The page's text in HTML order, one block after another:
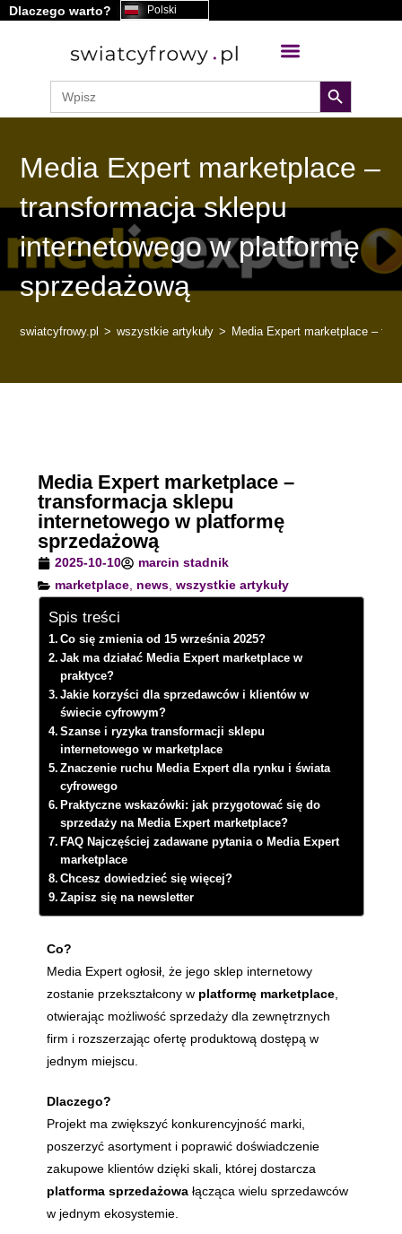
treści
Dlaczego warto? Polski
Search
for:
search button
Media Expert marketplace –
transformacja sklepu
internetowego w platformę
sprzedażową
swiatcyfrowy.pl > wszystkie artykuły > Media Expert marketplace –
Media Expert marketplace –
transformacja sklepu
internetowego w platformę
sprzedażową
2025-10-10
marcin stadnik
marketplace news ,wszystkie artykuły
Spis treści
Co się zmienia od 15 września 2025?
Jak ma działać Media Expert marketplace w
praktyce?
Jakie korzyści dla sprzedawców i klientów w
świecie cyfrowym?
Szanse i ryzyka transformacji sklepu
internetowego w marketplace
Znaczenie ruchu Media Expert dla rynku i świata
cyfrowego
Praktyczne wskazówki: jak przygotować się do
sprzedaży na Media Expert marketplace?
FAQ Najczęściej zadawane pytania o Media Expert
marketplace
Chcesz dowiedzieć się więcej?
Zapisz się na newsletter
Co?
Media Expert ogłosił, że jego sklep internetowy
zostanie przekształcony w platformę marketplace
otwierając możliwość sprzedaży dla zewnętrznych
firm i rozszerzając ofertę produktową dostępą w
jednym miejscu.
Dlaczego?
Projekt ma zwiększyć konkurencyjność marki,
poszerzyć asortyment i poprawić doświadczenie
zakupowe klientów dzięki skali, której dostarcza
platforma sprzedażowa łącząca wielu sprzedawców
w jednym ekosystemie.